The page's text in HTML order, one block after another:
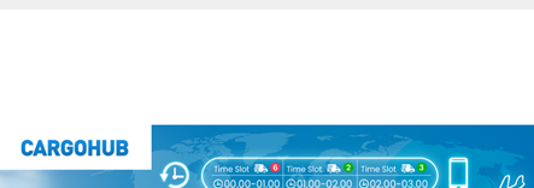
ONTSNAPT AAN AANSLAG OP LUCHTHAVEN LEIPZIG
BIJ LUFTHANSA KOST DAT 170 EURO EXTRA